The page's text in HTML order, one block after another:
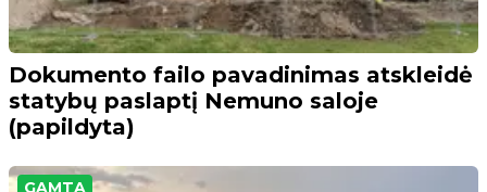
Dokumento failo pavadinimas atskleidė
statybų paslaptį Nemuno saloje
(papildyta)
GAMTA